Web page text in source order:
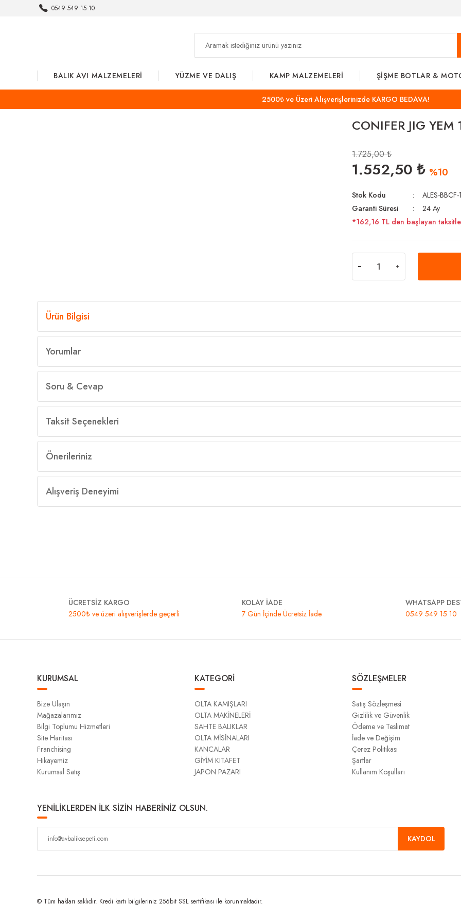
0549 549 15 10
BALIK AVI MALZEMELERİ YÜZME VE DALIŞ KAMP MALZEMELERİ ŞİŞME BOTLAR &
2500₺ ve Üzeri Alışverişlerinizde KARGO BEDAVA!
CONIFER JIG
1.725,00 ₺
1.552,50 ₺ %10
Stok Kodu
ALES-
Garanti Süresi
24 Ay
*162,16 TL den başlayan
Ürün Bilgisi
Yorumlar
Soru & Cevap
Taksit Seçenekleri
Önerileriniz
Alışveriş Deneyimi
ÜCRETSİZ KARGO
2500₺ ve üzeri alışverişlerde geçerli
KOLAY İADE
7 Gün İçinde Ücretsiz İade
WHATSAPP
0549 549 15 10
KURUMSAL
Bize Ulaşın
Mağazalarımız
Bilgi Toplumu Hizmetleri
Site Haritası
Franchising
Hikayemiz
Kurumsal Satış
KATEGORİ
OLTA KAMIŞLARI
OLTA MAKİNELERİ
SAHTE BALIKLAR
OLTA MİSİNALARI
KANCALAR
GİYİM KITAFET
JAPON PAZARI
SÖZLEŞMELER
Satış Sözleşmesi
Gizlilik ve Güvenlik
Ödeme ve Teslimat
İade ve Değişim
Çerez Politikası
Şartlar
Kullanım Koşulları
YENİLİKLERDEN İLK SİZİN HABERİNİZ OLSUN.
KAYDOL
© Tüm hakları saklıdır. Kredi kartı bilgileriniz 256bit SSL sertifikası ile korunmaktadır.